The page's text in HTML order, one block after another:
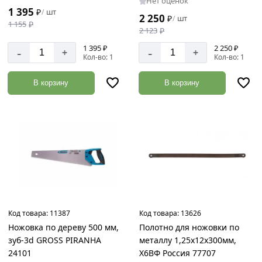
12
12
16
7-
8
7-
1 395 ₽/ шт
1 155 ₽
- + 1 395 ₽
Кол-во: 1
В корзину
2 250 ₽/ шт
2 123 ₽
- + 2 250 ₽
Кол-во: 1
В корзину
Код товара: 11387
Ножовка по дереву 500 мм,
зуб-3d GROSS PIRANHA
24101
Код товара: 13626
Полотно для ножовки по
металлу 1,25х12х300мм,
Х6ВФ Россия 77707